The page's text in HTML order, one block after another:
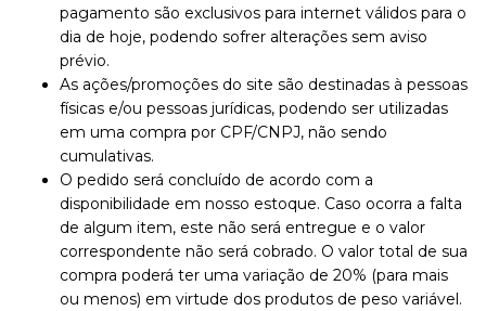
pagamento são exclusivos para internet válidos para o
dia de hoje, podendo sofrer alterações sem aviso
prévio.
As ações/promoções do site são destinadas à pessoas
físicas e/ou pessoas jurídicas, podendo ser utilizadas
em uma compra por CPF/CNPJ, não sendo
cumulativas.
O pedido será concluído de acordo com a
disponibilidade em nosso estoque. Caso ocorra a falta
de algum item, este não será entregue e o valor
correspondente não será cobrado. O valor total de sua
compra poderá ter uma variação de 20% (para mais
ou menos) em virtude dos produtos de peso variável.